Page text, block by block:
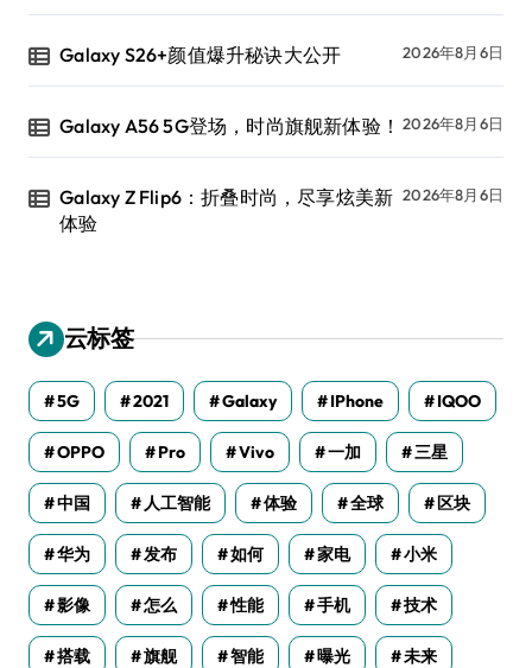
Galaxy S26+颜值爆升秘诀大公开 2026年8月6日
Galaxy A56 5G登场，时尚旗舰新体验！ 2026年8月6日
Galaxy Z Flip6：折叠时尚，尽享炫美新
体验
2026年8月6日
云标签
5G 2021 Galaxy IPhone IQOO
OPPO Pro Vivo 一加 三星
中国 人工智能 体验 全球 区块
华为 发布 如何 家电 小米
影像 怎么 性能 手机 技术
搭载 旗舰 智能 曝光 未来